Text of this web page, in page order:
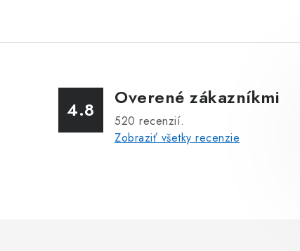
4.8
Overené zákazníkmi
520 recenzií.
Zobraziť všetky recenzie